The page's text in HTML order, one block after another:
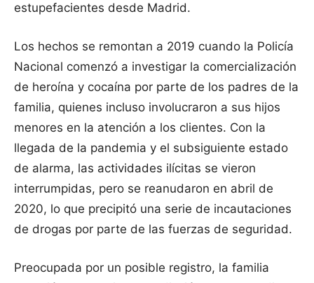
estupefacientes desde Madrid.
Los hechos se remontan a 2019 cuando la Policía
Nacional comenzó a investigar la comercialización
de heroína y cocaína por parte de los padres de la
familia, quienes incluso involucraron a sus hijos
menores en la atención a los clientes. Con la
llegada de la pandemia y el subsiguiente estado
de alarma, las actividades ilícitas se vieron
interrumpidas, pero se reanudaron en abril de
2020, lo que precipitó una serie de incautaciones
de drogas por parte de las fuerzas de seguridad.
Preocupada por un posible registro, la familia